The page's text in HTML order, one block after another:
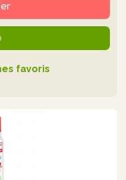
favoris